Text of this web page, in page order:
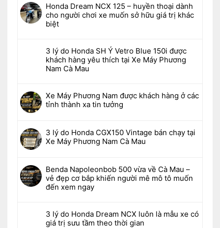
Honda Dream NCX 125 – huyền thoại dành
cho người chơi xe muốn sở hữu giá trị khác
biệt
3 lý do Honda SH Ý Vetro Blue 150i được
khách hàng yêu thích tại Xe Máy Phương
Nam Cà Mau
Xe Máy Phương Nam được khách hàng ở các
tỉnh thành xa tin tưởng
3 lý do Honda CGX150 Vintage bán chạy tại
Xe Máy Phương Nam Cà Mau
Benda Napoleonbob 500 vừa về Cà Mau –
vẻ đẹp cơ bắp khiến người mê mô tô muốn
đến xem ngay
3 lý do Honda Dream NCX luôn là mẫu xe có
giá trị sưu tầm theo thời gian